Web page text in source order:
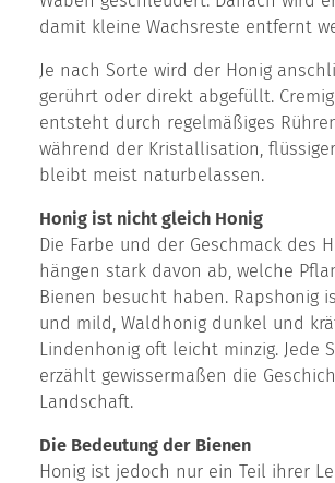
damit kleine Wachsreste entfernt
Je nach Sorte wird der Honig
gerührt oder direkt abgefüllt.
entsteht durch regelmäßiges
während der Kristallisation,
bleibt meist naturbelassen.
Honig ist nicht gleich Honig
Die Farbe und der Geschmack des
hängen stark davon ab, welche
Bienen besucht haben. Rapshonig
und mild, Waldhonig dunkel und
Lindenhonig oft leicht minzig. Jede
erzählt gewissermaßen die
Landschaft.
Die Bedeutung der Bienen
Honig ist jedoch nur ein Teil ihrer